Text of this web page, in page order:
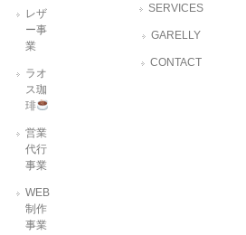
レザ
ー事
業
ラオ
ス珈
琲
営業
代行
事業
WEB
制作
事業
SERVICES
GARELLY
CONTACT